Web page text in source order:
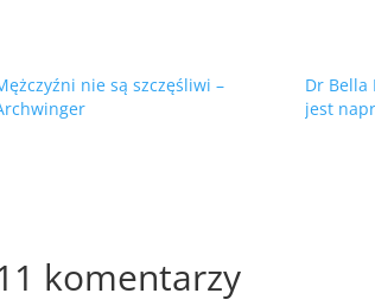
nie są szczęśliwi –
Dr Bella
jest
komentarzy